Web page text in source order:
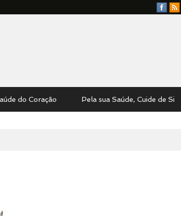
Facebook
RSS
do Coração Pela sua Saúde, Cuide de Si